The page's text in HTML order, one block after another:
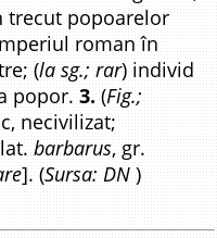
trecut popoarelor
roman în
(la sg.; rar) individ
popor.3. (Fig.;
necivilizat;
barbarus, gr.
]. (Sursa: DN )